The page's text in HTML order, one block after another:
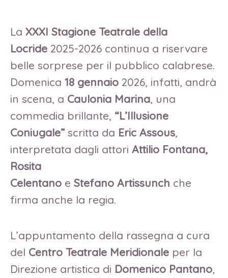
La XXXI Stagione Teatrale della
Locride 2025-2026 continua a riservare
belle sorprese per il pubblico calabrese.
Domenica 18 gennaio 2026, infatti, andrà
in scena, a Caulonia Marina, una
commedia brillante, “L’Illusione
Coniugale”scritta da Eric Assous,
interpretata dagli attori Attilio Fontana,
Rosita
Celentano e Stefano Artissunch che
firma anche la regia.
L’appuntamento della rassegna a cura
del Centro Teatrale Meridionale per la
Direzione artistica di Domenico Pantano,